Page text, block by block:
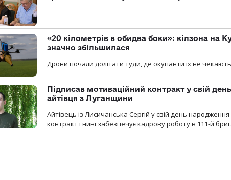
«20 кілометрів в обидва боки»: кілзона на
значно збільшилася
Дрони почали долітати туди, де окупанти їх не
Підписав мотиваційний контракт у свій
айтівця з Луганщини
Айтівець із Лисичанська Сергій у свій день
контракт і нині забезпечує кадрову роботу в 111-й